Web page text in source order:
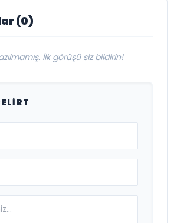
(0)
İlk görüşü siz bildirin!